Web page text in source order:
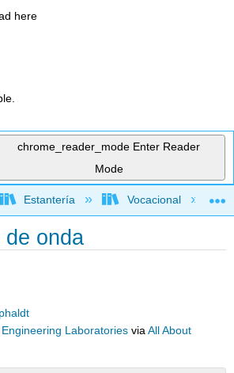
here
chrome_reader_mode Enter Reader
Mode
jerarquía global
Estantería Vocacional
onda
Laboratories viaAll About